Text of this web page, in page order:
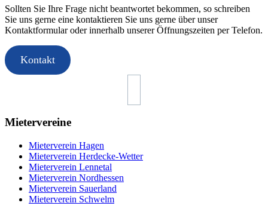
Sollten Sie Ihre Frage nicht beantwortet bekommen, so schreiben
Sie uns gerne eine kontaktieren Sie uns gerne über unser
Kontaktformular oder innerhalb unserer Öffnungszeiten per Telefon.
Kontakt
Mietervereine
Mieterverein Hagen
Mieterverein Herdecke-Wetter
Mieterverein Lennetal
Mieterverein Nordhessen
Mieterverein Sauerland
Mieterverein Schwelm